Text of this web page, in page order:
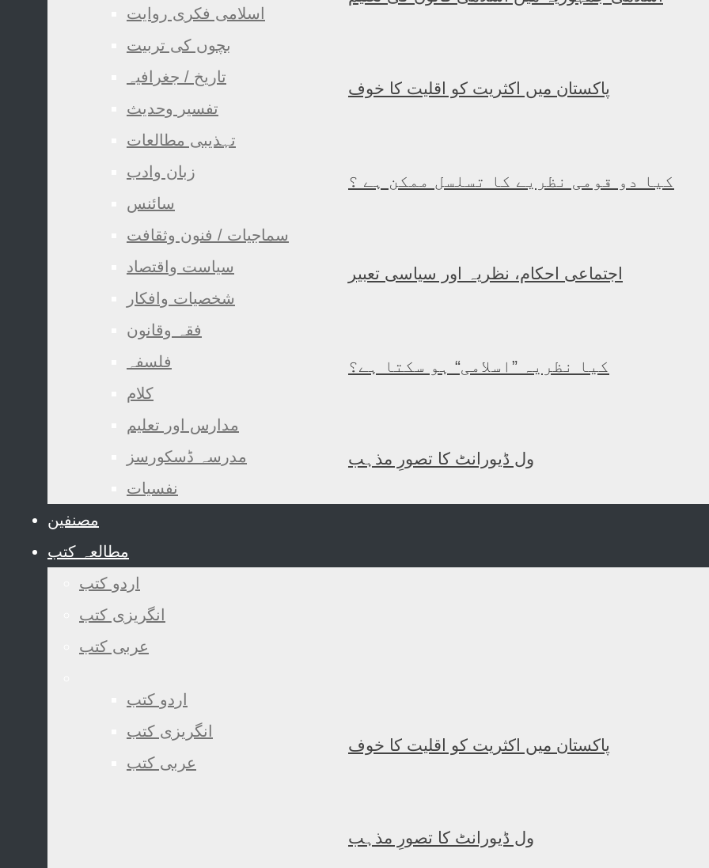
اسلامی فکری روایت
بچوں کی تربیت
تاریخ / جغرافیہ
تفسیر وحدیث
تہذیبی مطالعات
زبان وادب
سائنس
سماجیات / فنون وثقافت
سیاست واقتصاد
شخصیات وافکار
فقہ وقانون
فلسفہ
کلام
مدارس اور تعلیم
مدرسہ ڈسکورسز
نفسیات
پاکستان میں اکثریت کو اقلیت کا خوف
کیا دو قومی نظریے کا تسلسل ممکن ہے ؟
اجتماعی احکام، نظریہ اور سیاسی تعبیر
کیا نظریہ ”اسلامی“ ہو سکتا ہے؟
ول ڈیورانٹ کا تصورِ مذہب
مصنفین
مطالعہ کتب
اردو کتب
انگریزی کتب
عربی کتب
اردو کتب
انگریزی کتب
عربی کتب
پاکستان میں اکثریت کو اقلیت کا خوف
ول ڈیورانٹ کا تصورِ مذہب